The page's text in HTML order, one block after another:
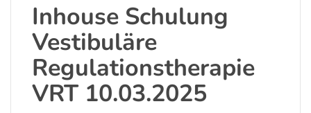
Inhouse Schulung
Vestibuläre
Regulationstherapie
VRT 10.03.2025